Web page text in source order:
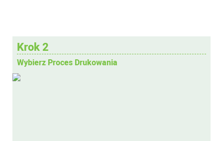
Krok 2
Wybierz Proces Drukowania